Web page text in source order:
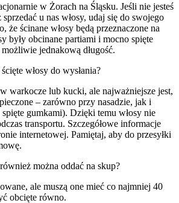
w Żorach na Śląsku. Jeśli nie jesteś
u nas włosy, udaj się do swojego
że ścinane włosy będą przeznaczone na
były obcinane partiami i mocno spięte
jednakową długość.
włosy do wysłania?
warkocze lub kucki, ale najważniejsze jest,
– zarówno przy nasadzie, jak i
gumkami). Dzięki temu włosy nie
transportu. Szczegółowe informacje
internetowej. Pamiętaj, aby do przesyłki
można oddać na skup?
ale muszą one mieć co najmniej 40
obcięte równo.